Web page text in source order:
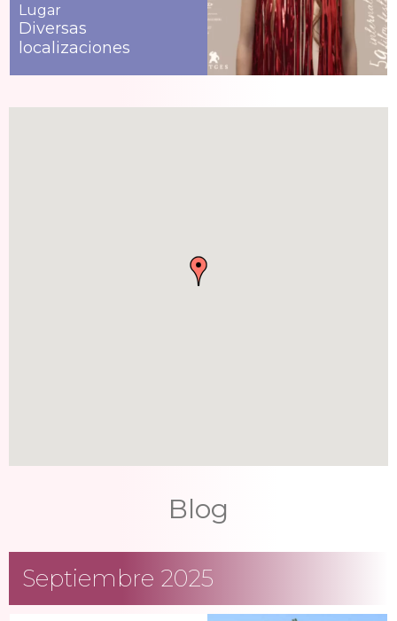
Lugar
Diversas
localizaciones
Blog
Septiembre 2025